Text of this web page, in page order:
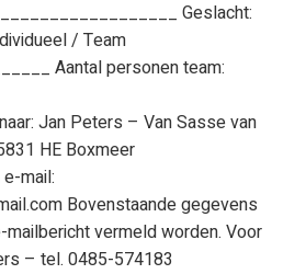
Geslacht:
/ Team
Aantal personen team:
Jan Peters – Van Sasse van
HE Boxmeer
mail:
Bovenstaande gegevens
mailbericht vermeld worden. Voor
– tel. 0485-574183